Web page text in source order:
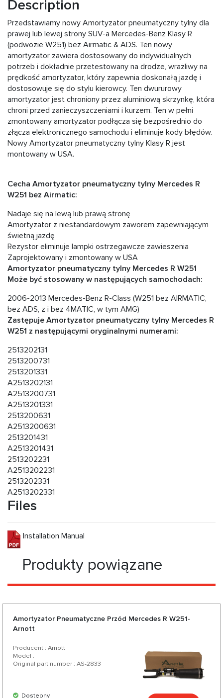
Description
Przedstawiamy nowy Amortyzator pneumatyczny tylny dla
prawej lub lewej strony SUV-a Mercedes-Benz Klasy R
(podwozie W251) bez Airmatic & ADS. Ten nowy
amortyzator zawiera dostosowany do indywidualnych
potrzeb i dokładnie przetestowany na drodze, wrażliwy na
prędkość amortyzator, który zapewnia doskonałą jazdę i
dostosowuje się do stylu kierowcy. Ten dwururowy
amortyzator jest chroniony przez aluminiową skrzynkę, która
chroni przed zanieczyszczeniami i kurzem. Ten w pełni
zmontowany amortyzator podłącza się bezpośrednio do
złącza elektronicznego samochodu i eliminuje kody błędów.
Nowy Amortyzator pneumatyczny tylny Klasy R jest
montowany w USA.
Cecha Amortyzator pneumatyczny tylny Mercedes R
W251 bez Airmatic:
Nadaje się na lewą lub prawą stronę
Amortyzator z niestandardowym zaworem zapewniającym
świetną jazdę
Rezystor eliminuje lampki ostrzegawcze zawieszenia
Zaprojektowany i zmontowany w USA
Amortyzator pneumatyczny tylny Mercedes R W251
Może być stosowany w następujących samochodach:
2006-2013 Mercedes-Benz R-Class (W251 bez AIRMATIC,
bez ADS, z i bez 4MATIC, w tym AMG)
Zastępuje Amortyzator pneumatyczny tylny Mercedes R
W251 z następującymi oryginalnymi numerami:
2513202131
2513200731
2513201331
A2513202131
A2513200731
A2513201331
2513200631
A2513200631
2513201431
A2513201431
2513202231
A2513202231
2513202331
A2513202331
Files
Installation Manual
Produkty powiązane
Amortyzator Pneumatyczne Przód Mercedes R W251-
Arnott
Producent : Arnott
Model :
Original part number : AS-2833
Dostępny